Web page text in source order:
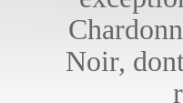
Noir,